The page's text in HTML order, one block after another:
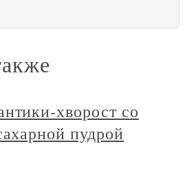
хворост со
пудрой